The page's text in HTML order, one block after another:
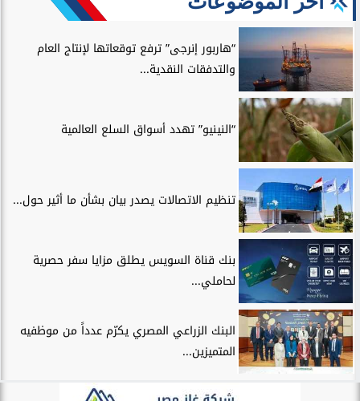
“هاربور إنرجى” ترفع توقعاتها لإنتاج العام
والتدفقات النقدية...
“النينيو” تهدد أسواق السلع العالمية
تنظيم الاتصالات يصدر بيان بشأن ما أثير حول...
بنك قناة السويس يطلق مزايا سفر حصرية
لحاملي...
البنك الزراعي المصري يكرّم عدداً من موظفيه
المتميزين...